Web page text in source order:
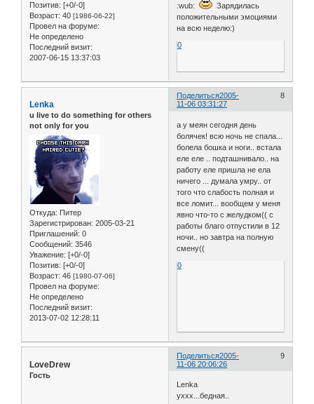
Позитив: [+0/-0]
Возраст: 40 [1986-06-22]
Провел на форуме:
Не определено
Последний визит:
2007-06-15 13:37:03
:wub:
Зарядилась
положительными эмоциями
на всю неделю:)
0
Поделиться 8
2005-
11-06 03:31:27
Lenka
u live to do something for others
not only for you
Откуда: Питер
Зарегистрирован: 2005-03-21
Приглашений: 0
Сообщений: 3546
Уважение: [+0/-0]
Позитив: [+0/-0]
Возраст: 46 [1980-07-06]
Провел на форуме:
Не определено
Последний визит:
2013-07-02 12:28:11
а у меян сегодня день
болячек! всю ночь не спала...
болела бошка и ноги.. встала
еле еле .. подташнивало.. на
работу еле пришла не ела
ничего ... думала умру.. от
того что слабость полная и
все ломит... вообщем у меня
явно что-то с желудком(( с
работы благо отпустили в 12
ночи.. но завтра на полную
смену((
0
Поделиться 9
2005-
11-06 20:06:26
LoveDrew
Гость
Lenka
уххх...бедная..